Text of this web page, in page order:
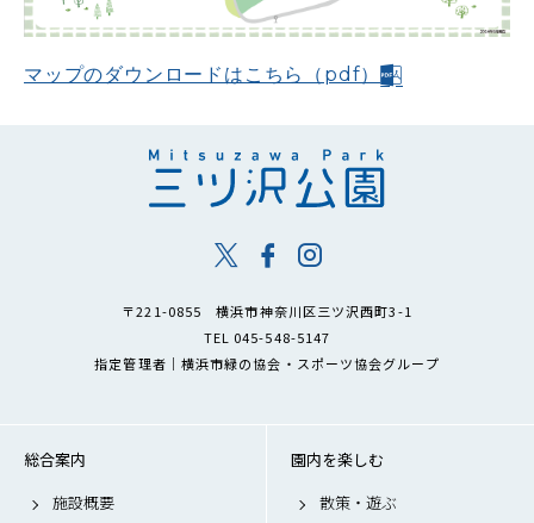
マップのダウンロードはこちら（pdf）
〒221-0855 横浜市神奈川区三ツ沢西町3-1
TEL 045-548-5147
指定管理者｜横浜市緑の協会・スポーツ協会グループ
総合案内
施設概要
園内を楽しむ
散策・遊ぶ